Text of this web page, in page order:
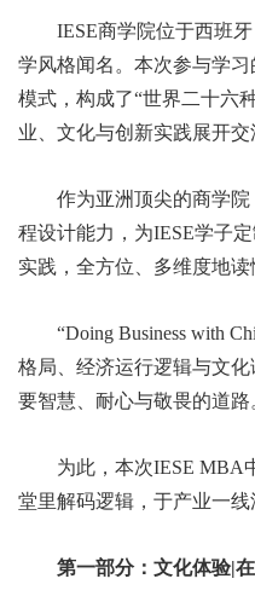
IESE商学院位于西班
学风格闻名。本次参与学
模式，构成了“世界二十六
业、文化与创新实践展开
作为亚洲顶尖的商学
程设计能力，为IESE学子
实践，全方位、多维度地读
“Doing Business with
格局、经济运行逻辑与文
要智慧、耐心与敬畏的道路
为此，本次IESE MBA
堂里解码逻辑，于产业一线
第一部分：文化体验|